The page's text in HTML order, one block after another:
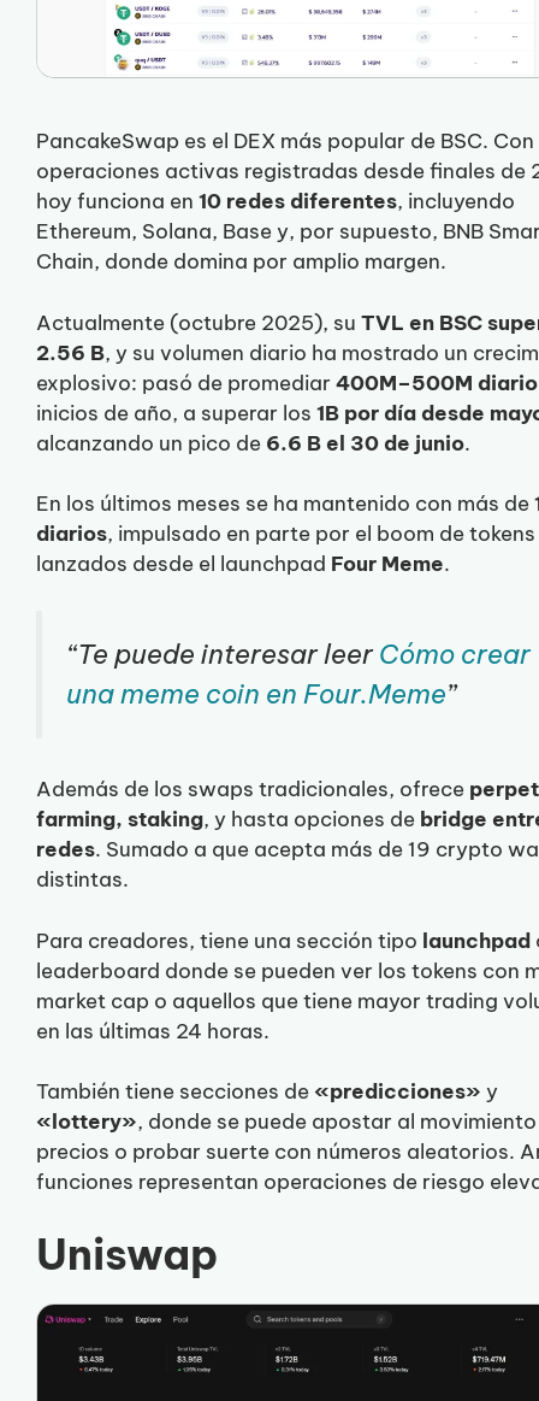
PancakeSwap es el DEX más popular de BSC. Con
operaciones activas registradas desde finales de
hoy funciona en 10 redes diferentes, incluyendo
Ethereum, Solana, Base y, por supuesto, BNB
Chain, donde domina por amplio margen.
Actualmente (octubre 2025), su TVL en BSC
2.56 B, y su volumen diario ha mostrado un
explosivo: pasó de promediar 400M–500M
inicios de año, a superar los 1B por día desde
alcanzando un pico de 6.6 B el 30 de junio.
En los últimos meses se ha mantenido con más de
diarios, impulsado en parte por el boom de tokens
lanzados desde el launchpad Four Meme.
“Te puede interesar leerCómo crear
una meme coin en Four.Meme”
Además de los swaps tradicionales, ofrece
farming, staking, y hasta opciones de bridge
redes. Sumado a que acepta más de 19 crypto
distintas.
Para creadores, tiene una sección tipo launchpad
leaderboard donde se pueden ver los tokens con
market cap o aquellos que tiene mayor trading
en las últimas 24 horas.
También tiene secciones de«predicciones» y
«lottery», donde se puede apostar al
precios o probar suerte con números aleatorios.
funciones representan operaciones de riesgo
Uniswap